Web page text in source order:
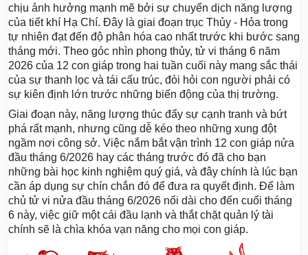
chịu ảnh hưởng mạnh mẽ bởi sự chuyển dịch năng lượng
của tiết khí Hạ Chí. Đây là giai đoạn trục Thủy - Hỏa trong
tự nhiên đạt đến độ phân hóa cao nhất trước khi bước sang
tháng mới. Theo góc nhìn phong thủy, tử vi tháng 6 năm
2026 của 12 con giáp trong hai tuần cuối này mang sắc thái
của sự thanh lọc và tái cấu trúc, đòi hỏi con người phải có
sự kiên định lớn trước những biến động của thị trường.
Giai đoạn này, năng lượng thúc đẩy sự cạnh tranh và bứt
phá rất mạnh, nhưng cũng dễ kéo theo những xung đột
ngầm nơi công sở. Việc nắm bắt vận trình 12 con giáp nửa
đầu tháng 6/2026 hay các tháng trước đó đã cho bạn
những bài học kinh nghiệm quý giá, và đây chính là lúc bạn
cần áp dụng sự chín chắn đó để đưa ra quyết định. Để làm
chủ tử vi nửa đầu tháng 6/2026 nối dài cho đến cuối tháng
6 này, việc giữ một cái đầu lạnh và thắt chặt quản lý tài
chính sẽ là chìa khóa vạn năng cho mọi con giáp.